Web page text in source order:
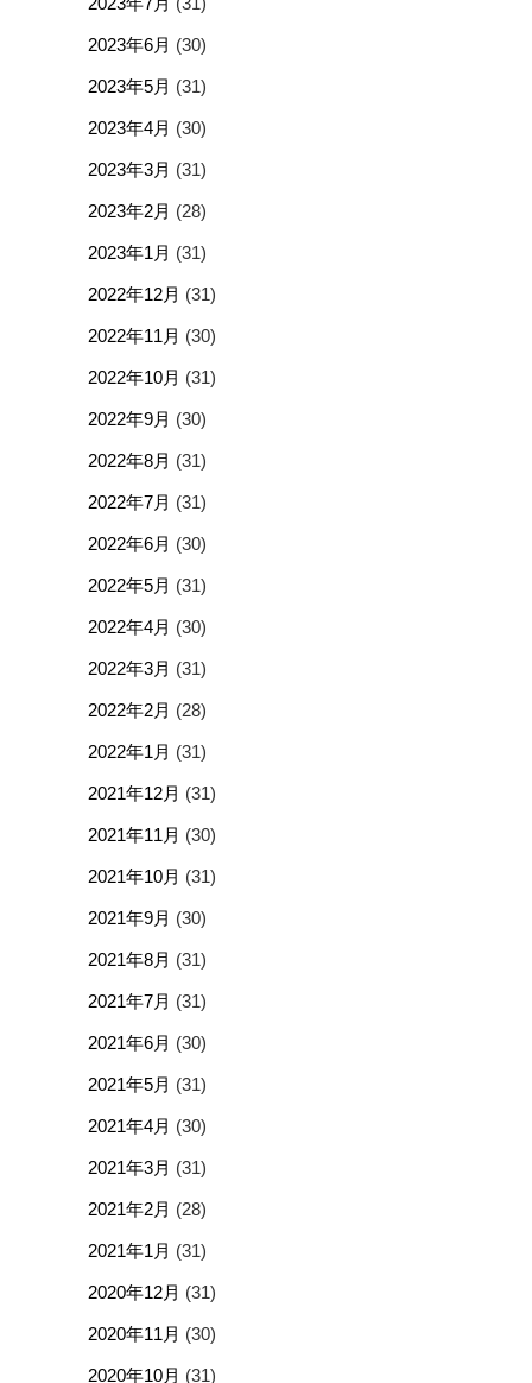
2023年6月 (30)
2023年5月 (31)
2023年4月 (30)
2023年3月 (31)
2023年2月 (28)
2023年1月 (31)
2022年12月 (31)
2022年11月 (30)
2022年10月 (31)
2022年9月 (30)
2022年8月 (31)
2022年7月 (31)
2022年6月 (30)
2022年5月 (31)
2022年4月 (30)
2022年3月 (31)
2022年2月 (28)
2022年1月 (31)
2021年12月 (31)
2021年11月 (30)
2021年10月 (31)
2021年9月 (30)
2021年8月 (31)
2021年7月 (31)
2021年6月 (30)
2021年5月 (31)
2021年4月 (30)
2021年3月 (31)
2021年2月 (28)
2021年1月 (31)
2020年12月 (31)
2020年11月 (30)
2020年10月 (31)